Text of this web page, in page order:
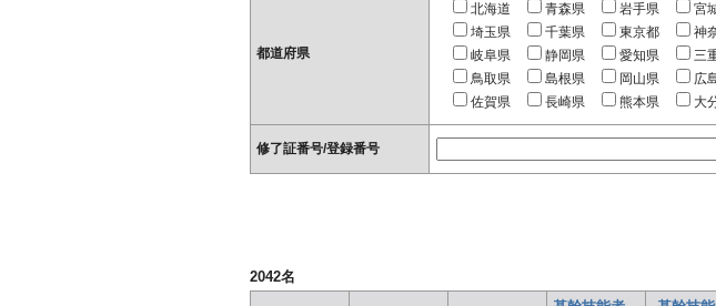
都道府県
北海道 青森県 岩手県 宮
埼玉県
千葉県 東京都 神
岐阜県
静岡県 愛知県 三
鳥取県
島根県 岡山県 広
佐賀県
長崎県 熊本県 大
修了証番号/登録番号
2042名